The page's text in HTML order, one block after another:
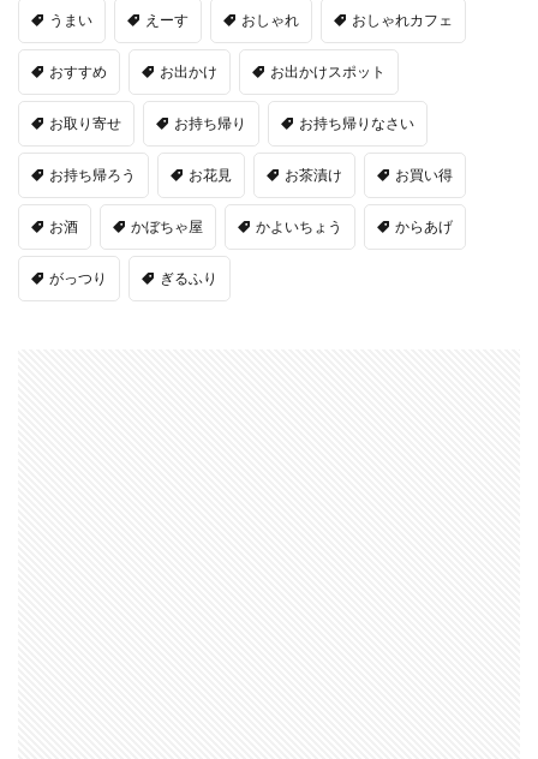
うまい えーす おしゃれ おしゃれカフェ
おすすめ お出かけ お出かけスポット
お取り寄せ お持ち帰り お持ち帰りなさい
お持ち帰ろう お花見 お茶漬け お買い得
お酒 かぼちゃ屋 かよいちょう からあげ
がっつり ぎるふり